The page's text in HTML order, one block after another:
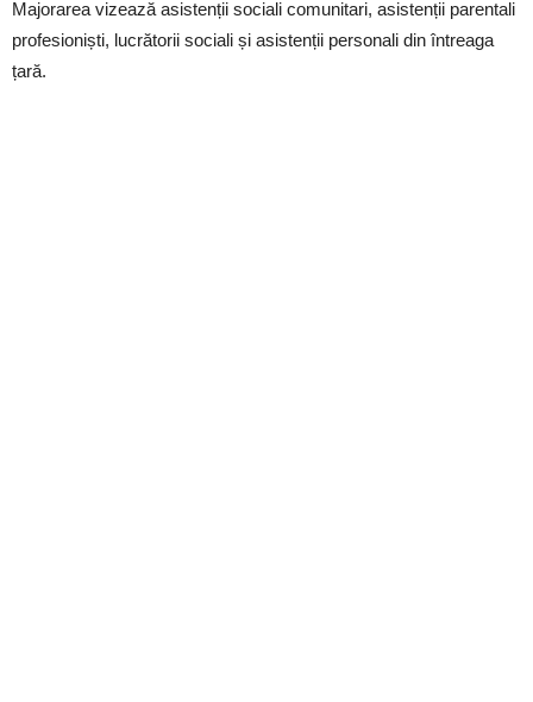
Majorarea vizează asistenții sociali comunitari, asistenții parentali
profesioniști, lucrătorii sociali și asistenții personali din întreaga
țară.